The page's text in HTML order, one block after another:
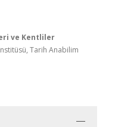
ve Kentliler
Tarih Anabilim